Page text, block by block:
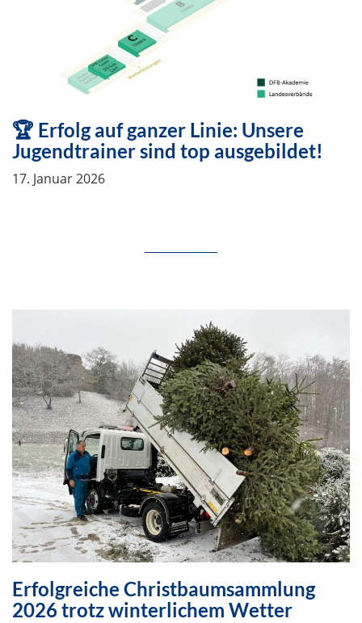
🏆 Erfolg auf ganzer Linie: Unsere
Jugendtrainer sind top ausgebildet!
17. Januar 2026
Erfolgreiche Christbaumsammlung
2026 trotz winterlichem Wetter